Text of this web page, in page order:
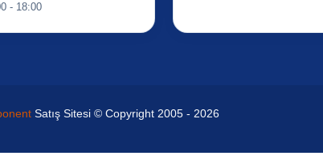
- 18:00
Satış Sitesi © Copyright 2005 - 2026